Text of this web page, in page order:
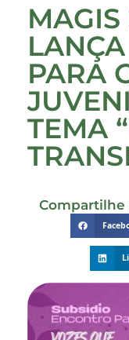
PARA
TEMA
Compartilhe